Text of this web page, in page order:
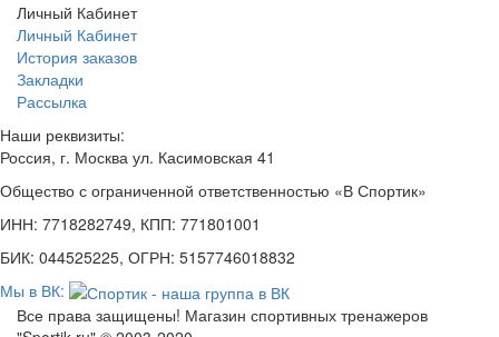
Личный Кабинет
Личный Кабинет
История заказов
Закладки
Рассылка
Наши реквизиты:
Россия, г. Москва ул. Касимовская 41
Общество с ограниченной ответственностью «В Спортик»
ИНН: 7718282749, КПП: 771801001
БИК: 044525225, ОГРН: 5157746018832
Мы в ВК:
Все права защищены! Магазин спортивных тренажеров